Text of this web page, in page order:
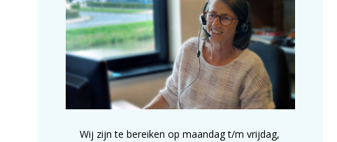
Wij zijn te bereiken op maandag t/m vrijdag,